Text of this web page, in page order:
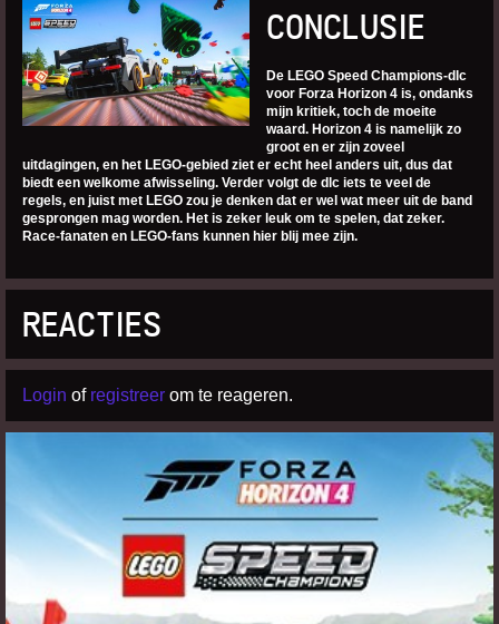
CONCLUSIE
De LEGO Speed Champions-dlc
voor Forza Horizon 4 is, ondanks
mijn kritiek, toch de moeite
waard. Horizon 4 is namelijk zo
groot en er zijn zoveel
uitdagingen, en het LEGO-gebied ziet er echt heel anders uit, dus dat
biedt een welkome afwisseling. Verder volgt de dlc iets te veel de
regels, en juist met LEGO zou je denken dat er wel wat meer uit de band
gesprongen mag worden. Het is zeker leuk om te spelen, dat zeker.
Race-fanaten en LEGO-fans kunnen hier blij mee zijn.
REACTIES
Login of registreer om te reageren.